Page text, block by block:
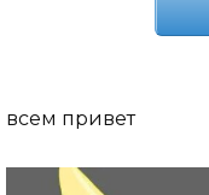
всем привет